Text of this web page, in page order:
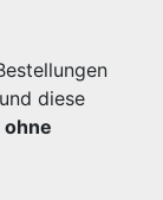
diese
ohne